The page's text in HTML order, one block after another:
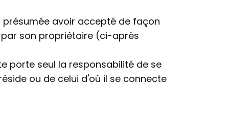
avoir accepté de façon
son propriétaire (ci-après
porte seul la responsabilité de se
ou de celui d'où il se connecte